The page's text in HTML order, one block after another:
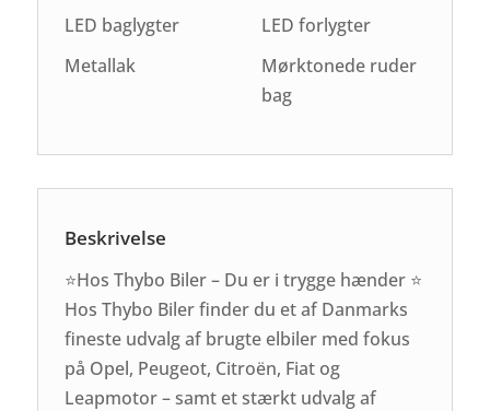
LED baglygter
LED forlygter
Metallak
Mørktonede ruder
bag
Beskrivelse
⭐Hos Thybo Biler – Du er i trygge hænder ⭐
Hos Thybo Biler finder du et af Danmarks
fineste udvalg af brugte elbiler med fokus
på Opel, Peugeot, Citroën, Fiat og
Leapmotor – samt et stærkt udvalg af